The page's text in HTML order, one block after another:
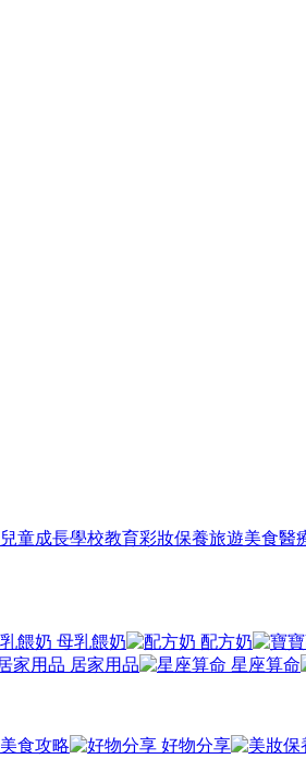
兒童成長學校教育彩妝保養旅遊美食醫
母乳餵奶 配方奶
居家用品 星座算命
美食攻略 好物分享